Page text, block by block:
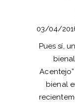
03/04/
Pues sí,
bienal